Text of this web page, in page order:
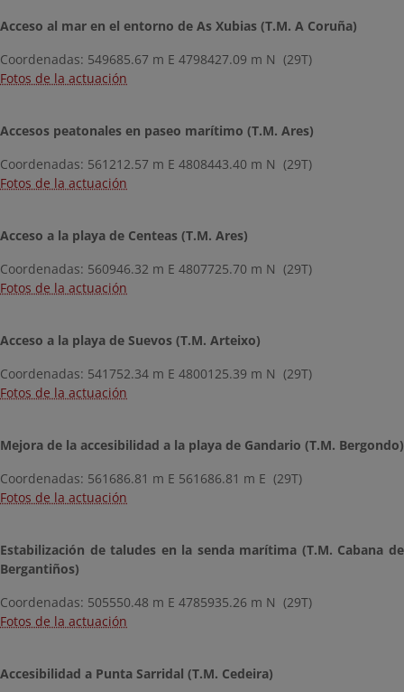
Acceso al mar en el entorno de As Xubias (T.M. A Coruña)
Coordenadas: 549685.67 m E 4798427.09 m N (29T)
Fotos de la actuación
Accesos peatonales en paseo marítimo (T.M. Ares)
Coordenadas: 561212.57 m E 4808443.40 m N (29T)
Fotos de la actuación
Acceso a la playa de Centeas (T.M. Ares)
Coordenadas: 560946.32 m E 4807725.70 m N (29T)
Fotos de la actuación
Acceso a la playa de Suevos (T.M. Arteixo)
Coordenadas: 541752.34 m E 4800125.39 m N (29T)
Fotos de la actuación
Mejora de la accesibilidad a la playa de Gandario (T.M. Bergondo)
Coordenadas: 561686.81 m E 561686.81 m E (29T)
Fotos de la actuación
Estabilización de taludes en la senda marítima (T.M. Cabana de
Bergantiños)
Coordenadas: 505550.48 m E 4785935.26 m N (29T)
Fotos de la actuación
Accesibilidad a Punta Sarridal (T.M. Cedeira)